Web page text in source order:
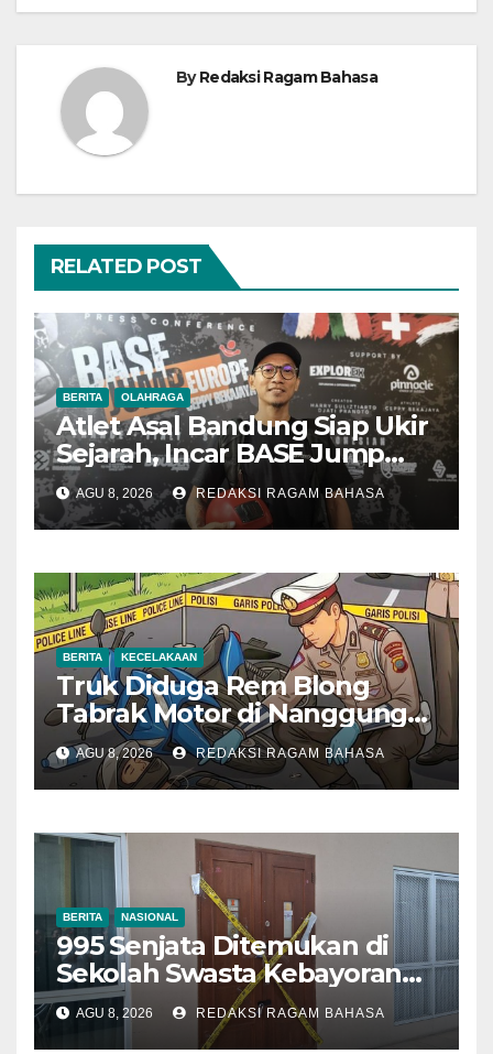
ByRedaksi Ragam Bahasa
RELATED POST
BERITA OLAHRAGA
Atlet Asal Bandung Siap Ukir
Sejarah, Incar BASE Jump
dari Eiger Mushroom Swiss
AGU 8, 2026 REDAKSI RAGAM BAHASA
BERITA KECELAKAAN
Truk Diduga Rem Blong
Tabrak Motor di Nanggung
Bogor, Dua Orang Tewas
AGU 8, 2026 REDAKSI RAGAM BAHASA
BERITA NASIONAL
995 Senjata Ditemukan di
Sekolah Swasta Kebayoran
Lama, Ada Bunker hingga
Barang Terlarang
AGU 8, 2026 REDAKSI RAGAM BAHASA